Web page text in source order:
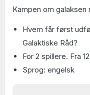
Kampen om galaksen
Hvem får først
Galaktiske Råd?
For 2 spillere. Fra
Sprog: engelsk